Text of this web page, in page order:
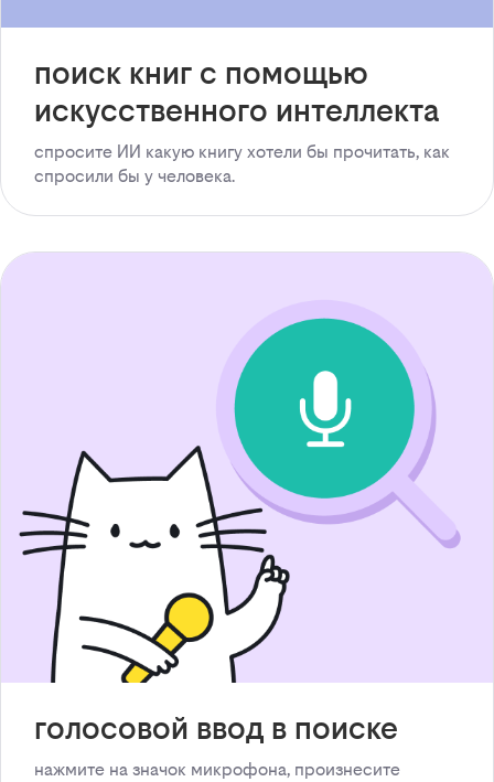
поиск книг с помощью
искусственного интеллекта
спросите ИИ какую книгу хотели бы прочитать, как
спросили бы у человека.
голосовой ввод в поиске
нажмите на значок микрофона, произнесите